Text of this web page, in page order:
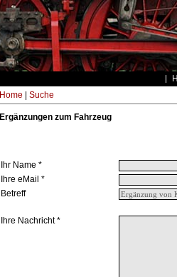
Home Suche
Ergänzungen zum Fahrzeug
Ihr Name *
Ihre eMail *
Betreff
Ihre Nachricht *